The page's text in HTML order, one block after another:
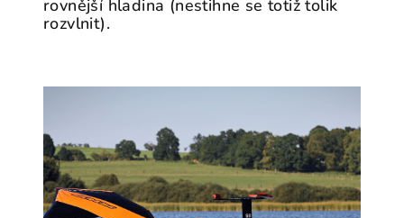
rovnější hladina (nestihne se totiž tolik
rozvlnit).